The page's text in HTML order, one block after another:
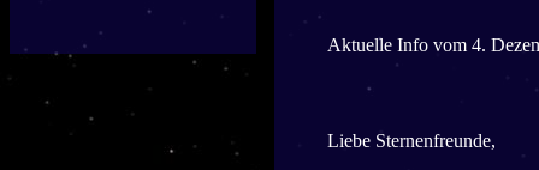
Aktuelle Info vom 4.
Liebe Sternenfreunde,